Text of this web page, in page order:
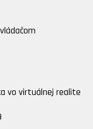
vo virtuálnej realite